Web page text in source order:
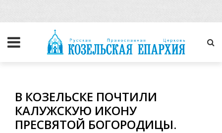
В КОЗЕЛЬСКЕ ПОЧТИЛИ
КАЛУЖСКУЮ ИКОНУ
ПРЕСВЯТОЙ БОГОРОДИЦЫ.